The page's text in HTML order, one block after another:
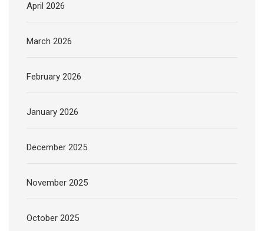
April 2026
March 2026
February 2026
January 2026
December 2025
November 2025
October 2025